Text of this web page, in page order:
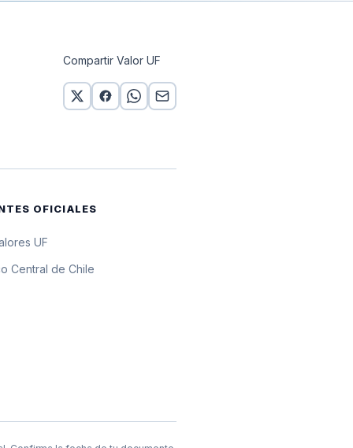
10 UF
Compartir Valor UF
OFICIALES
UF
Central de Chile